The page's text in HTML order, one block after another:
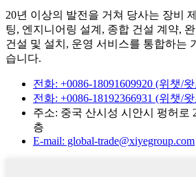
20년 이상의 발전을 거쳐 당사는 장비
팅, 엔지니어링 설계, 종합 건설 계약,
건설 및 설치, 운영 서비스를 통합하는
습니다.
전화: +0086-18091609920 (위챗/
전화: +0086-18192366931 (위챗/
주소: 중국 산시성 시안시 펑허로
층
E-mail: global-trade@xiyegroup.com